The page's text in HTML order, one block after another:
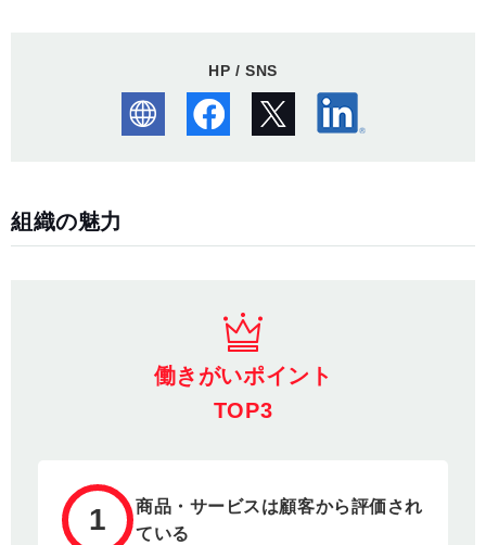
HP / SNS
組織の魅力
働きがいポイント
TOP3
1
商品・サービスは顧客から評価され
ている